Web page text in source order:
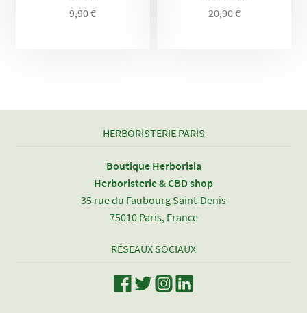
9,90€
20,90€
HERBORISTERIE PARIS
Boutique Herborisia
Herboristerie & CBD shop
35 rue du Faubourg Saint-Denis
75010 Paris, France
RÉSEAUX SOCIAUX